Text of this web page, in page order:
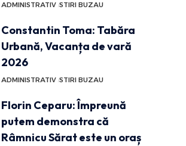
ADMINISTRATIV STIRI BUZAU
Constantin Toma: Tabăra
Urbană, Vacanța de vară
2026
ADMINISTRATIV STIRI BUZAU
Florin Ceparu: Împreună
putem demonstra că
Râmnicu Sărat este un oraș